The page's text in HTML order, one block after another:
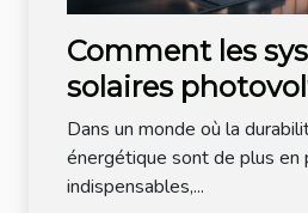
Comment les
solaires
aident à
dépenses
votre entreprise ?
Dans un monde où la
énergétique sont de plus en
indispensables,...